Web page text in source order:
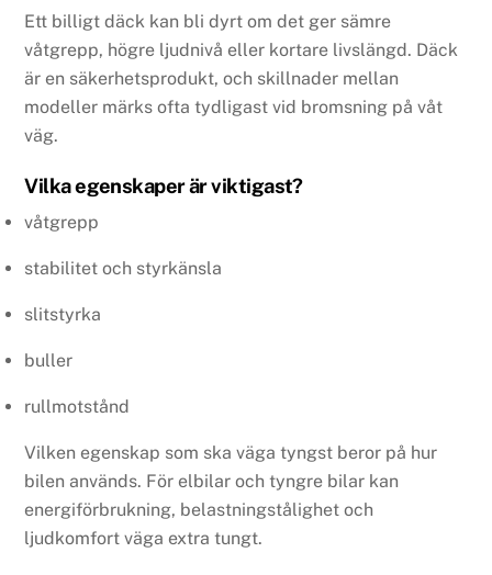
Ett billigt däck kan bli dyrt om det ger sämre
våtgrepp, högre ljudnivå eller kortare livslängd. Däck
är en säkerhetsprodukt, och skillnader mellan
modeller märks ofta tydligast vid bromsning på våt
väg.
Vilka egenskaper är viktigast?
våtgrepp
stabilitet och styrkänsla
slitstyrka
buller
rullmotstånd
Vilken egenskap som ska väga tyngst beror på hur
bilen används. För elbilar och tyngre bilar kan
energiförbrukning, belastningstålighet och
ljudkomfort väga extra tungt.